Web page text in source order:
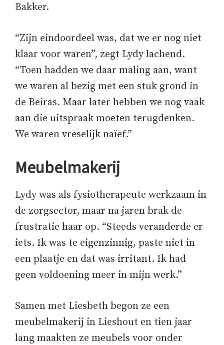
Bakker.
“Zijn eindoordeel was, dat we er nog niet
klaar voor waren”, zegt Lydy lachend.
“Toen hadden we daar maling aan, want
we waren al bezig met een stuk grond in
de Beiras. Maar later hebben we nog vaak
aan die uitspraak moeten terugdenken.
We waren vreselijk naïef.”
Meubelmakerij
Lydy was als fysiotherapeute werkzaam in
de zorgsector, maar na jaren brak de
frustratie haar op. “Steeds veranderde er
iets. Ik was te eigenzinnig, paste niet in
een plaatje en dat was irritant. Ik had
geen voldoening meer in mijn werk.”
Samen met Liesbeth begon ze een
meubelmakerij in Lieshout en tien jaar
lang maakten ze meubels voor onder